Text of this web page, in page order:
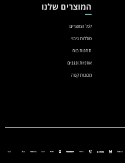
המוצרים שלנו
לכל המוצרים
סוללות גיבוי
תחנות כוח
אוזניות ונגנים
מכונות קפה